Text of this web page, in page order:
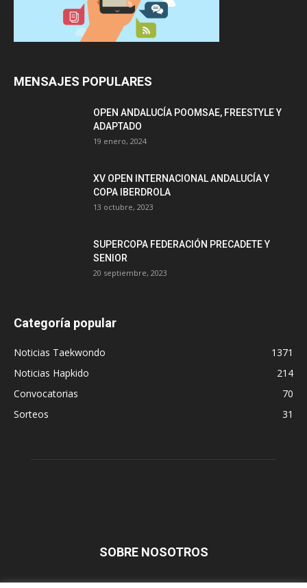
MENSAJES POPULARES
OPEN ANDALUCÍA POOMSAE, FREESTYLE Y
ADAPTADO
19 enero, 2024
XV OPEN INTERNACIONAL ANDALUCÍA Y
COPA IBERDROLA
13 octubre, 2023
SUPERCOPA FEDERACIÓN PRECADETE Y
SENIOR
20 septiembre, 2023
Categoría popular
Noticias Taekwondo
1371
Noticias Hapkido
214
Convocatorias
70
Sorteos
31
SOBRE NOSOTROS